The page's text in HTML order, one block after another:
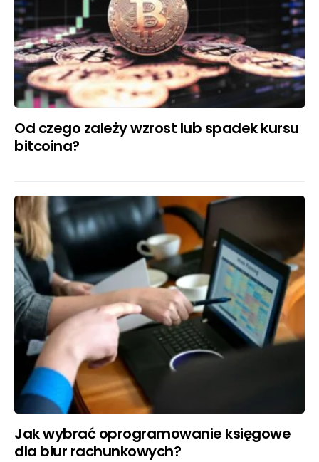
Od czego zależy wzrost lub spadek kursu
bitcoina?
Jak wybrać oprogramowanie księgowe
dla biur rachunkowych?